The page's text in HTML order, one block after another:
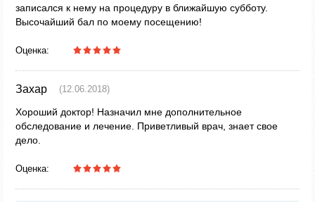
записался к нему на процедуру в ближайшую субботу.
Высочайший бал по моему посещению!
Оценка:
Захар (12.06.2018)
Хороший доктор! Назначил мне дополнительное
обследование и лечение. Приветливый врач, знает свое
дело.
Оценка: